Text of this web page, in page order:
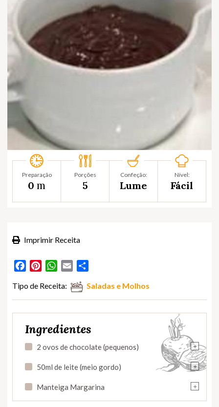
Preparação
0 m
Porções
5
Confeção:
Lume
Nível:
Fácil
Imprimir Receita
FacebookPinterestWhatsApp
Email
Tipo de Receita: Saladas e Molhos
Ingredientes
+
2 ovos de chocolate (pequenos)
+
50ml de leite (meio gordo)
+
Manteiga Margarina